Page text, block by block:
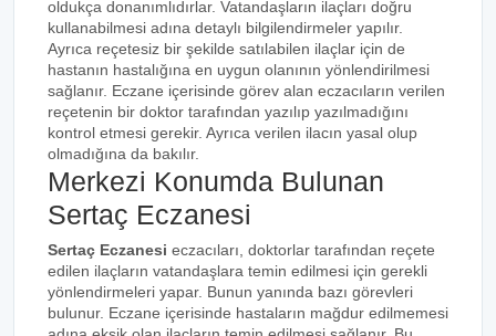
oldukça donanımlıdırlar. Vatandaşların ilaçları doğru
kullanabilmesi adına detaylı bilgilendirmeler yapılır.
Ayrıca reçetesiz bir şekilde satılabilen ilaçlar için de
hastanın hastalığına en uygun olanının yönlendirilmesi
sağlanır. Eczane içerisinde görev alan eczacıların verilen
reçetenin bir doktor tarafından yazılıp yazılmadığını
kontrol etmesi gerekir. Ayrıca verilen ilacın yasal olup
olmadığına da bakılır.
Merkezi Konumda Bulunan
Sertaç Eczanesi
Sertaç Eczanesi eczacıları, doktorlar tarafından reçete
edilen ilaçların vatandaşlara temin edilmesi için gerekli
yönlendirmeleri yapar. Bunun yanında bazı görevleri
bulunur. Eczane içerisinde hastaların mağdur edilmemesi